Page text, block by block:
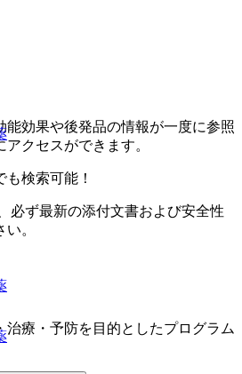
能効果や後発品の情報が一度に参照
クセスができます。
検索可能！
必ず最新の添付文書および安全性
。
療・予防を目的としたプログラム